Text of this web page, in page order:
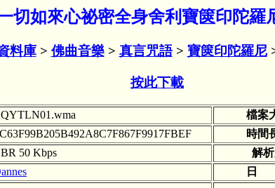
切如來心祕密全身舍利寶篋印陀羅
料庫> 佛曲音樂> 真言咒語> 寶篋印陀羅尼
按此下載
檔案
時間
50 Kbps
解
日